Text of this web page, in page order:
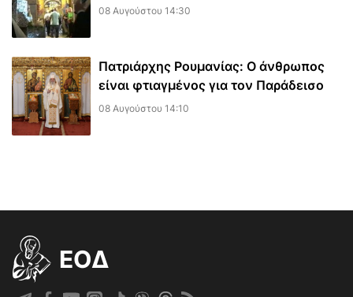
08 Αυγούστου 14:30
Πατριάρχης Ρουμανίας: Ο άνθρωπος
είναι φτιαγμένος για τον Παράδεισο
08 Αυγούστου 14:10
EOΔ